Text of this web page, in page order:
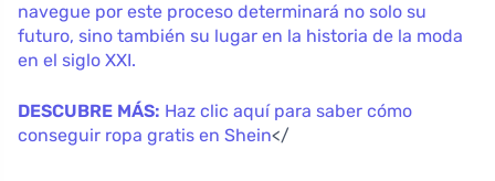
navegue por este proceso determinará no solo su
futuro, sino también su lugar en la historia de la moda
en el siglo XXI.
DESCUBRE MÁS: Haz clic aquí para saber cómo
conseguir ropa gratis en Shein</